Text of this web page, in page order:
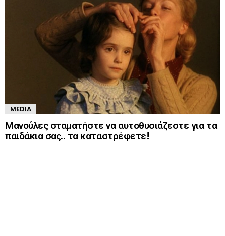
MEDIA
Mανούλες σταματήστε να αυτοθυσιάζεστε για τα
παιδάκια σας.. τα καταστρέφετε!